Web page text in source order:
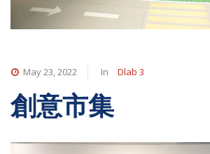
May 23, 2022 In Dlab 3
創意市集